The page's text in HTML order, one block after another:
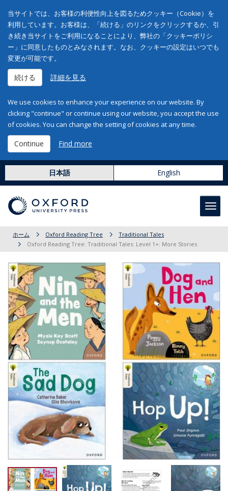
当サイトでは、お客様の利便性向上を図るためクッキー（Cookie）を
利用しています。お客様は、「続ける」のリンクをクリックするか、引
き続き当サイトをご利用になることにより、弊社の「クッキーポリシ
ー」に同意したものとみなされます。なお、クッキーの設定はいつでも
変更が可能です。
続ける 詳細を見る
We use cookies to enhance your experience on our website. By
clicking "continue" or continue using our website, you accept the use
of cookies. You can change the setting of cookies at any time.
Continue Find more
日本語 English
ホーム Oxford Reading Tree
Traditional Tales
Oxford Reading Tree: Traditional Tales: Level 1+: More Stories